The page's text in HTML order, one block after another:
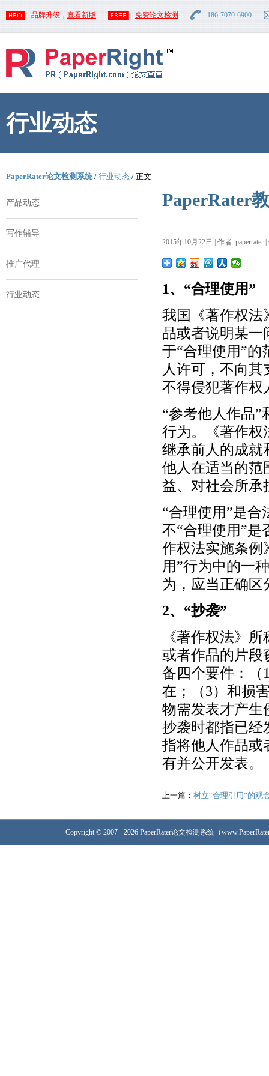
品牌升级， 查看新版 免费论文检测 186-7070-6900
行业动态
PaperRater论文检测系统/ 行业动态 / 正文
产品动态
写作辅导
推广代理
行业动态
PaperRater
2015年10月22日 | 作者: paperrater
1、“合理使用”
我国《著作权法
品或者说明某一
于“合理使用”的
人许可，不向
不得侵犯著作权
“参考他人作品”
行为。《著作权
继承前人的成就
他人在适当的范
益、对社会所承
“合理使用”是合
不“合理使用”是
作权法实施条例
用”行为中的一
为，应当正确区
2、“抄袭”
《著作权法》
或者作品的片段
备四个要件：（
在；（3）和损
物需发表才产生
抄袭时都指已经
指将他人作品或
有并公开发表。
上一篇： 树立“合理引用”的观
Copyright © 2007 - 2026 PaperRater论文检测系统（